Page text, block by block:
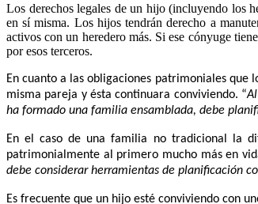
Los derechos legales de un hijo (incluyendo los
en sí misma. Los hijos tendrán derecho a
activos con un heredero más. Si ese cónyuge
por esos terceros.
En cuanto a las obligaciones patrimoniales que
misma pareja y ésta continuara conviviendo. “
ha formado una familia ensamblada, debe
En el caso de una familia no tradicional la
patrimonialmente al primero mucho más en
debe considerar herramientas de planificación
Es frecuente que un hijo esté conviviendo con